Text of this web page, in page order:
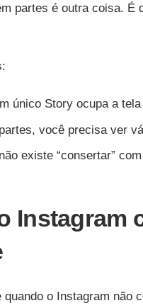
partes é outra coisa. É
único Story ocupa a
você precisa ver
existe “consertar”
Instagram
quando o Instagram não